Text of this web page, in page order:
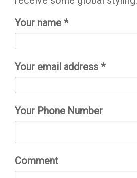
Your name *
Your email address *
Your Phone Number
Comment